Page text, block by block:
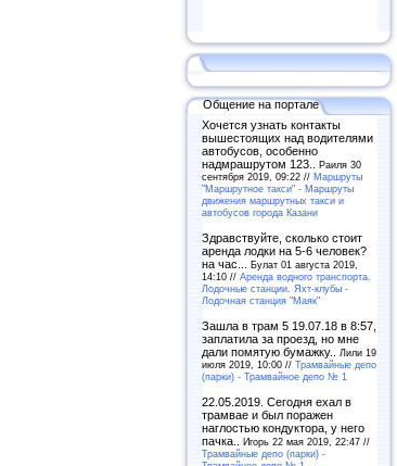
Общение на портале
Хочется узнать контакты
вышестоящих над водителями
автобусов, особенно
надмрашрутом 123.. Раиля 30
сентября 2019, 09:22 // Маршруты
"Маршрутное такси" - Маршруты
движения маршрутных такси и
автобусов города Казани
Здравствуйте, сколько стоит
аренда лодки на 5-6 человек?
на час... Булат 01 августа 2019,
14:10 // Аренда водного транспорта.
Лодочные станции. Яхт-клубы -
Лодочная станция "Маяк"
Зашла в трам 5 19.07.18 в 8:57,
заплатила за проезд, но мне
дали помятую бумажку..
Лили 19
июля 2019, 10:00 // Трамвайные депо
(парки) - Трамвайное депо № 1
22.05.2019. Сегодня ехал в
трамвае и был поражен
наглостью кондуктора, у него
пачка.. Игорь 22 мая 2019, 22:47 //
Трамвайные депо (парки) -